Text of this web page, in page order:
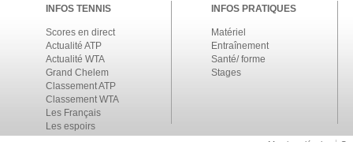
INFOS TENNIS
Scores en direct
Actualité ATP
Actualité WTA
Grand Chelem
Classement ATP
Classement WTA
Les Français
Les espoirs
INFOS PRATIQUES
Matériel
Entraînement
Santé/ forme
Stages